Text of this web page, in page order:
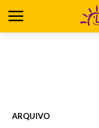
ARQUIVO